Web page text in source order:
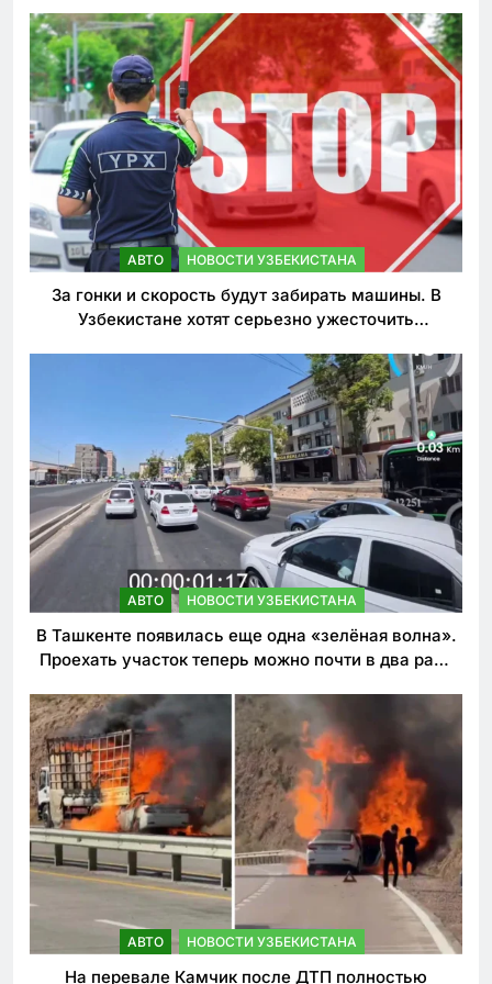
АВТО НОВОСТИ УЗБЕКИСТАНА
За гонки и скорость будут забирать машины. В
Узбекистане хотят серьезно ужесточить
АВТО НОВОСТИ УЗБЕКИСТАНА
В Ташкенте появилась еще одна «зелёная волна».
Проехать участок теперь можно почти в два раза
АВТО НОВОСТИ УЗБЕКИСТАНА
На перевале Камчик после ДТП полностью